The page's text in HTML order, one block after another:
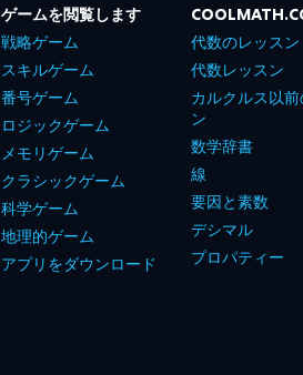
ゲームを閲覧します
戦略ゲーム
スキルゲーム
番号ゲーム
ロジックゲーム
メモリゲーム
クラシックゲーム
科学ゲーム
地理的ゲーム
アプリをダウンロード
代数のレッスン
代数レッスン
カルクルス以前
ン
数学辞書
線
要因と素数
デシマル
プロパティー